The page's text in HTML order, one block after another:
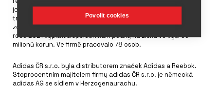
jednalo o prodeje za 2,052 miliardy korun, v roce 2020 činily
tržby 1,896 miliardy korun. Hospodářský výsledek před
zdaněním byl v roce 2021 celkem 26,7 milionů korun. Firma v
roce 2021 vyplatila společníkům podíly na zisku ve výši 55
milionů korun. Ve firmě pracovalo 78 osob.
Adidas ČR s.r.o. byla distributorem značek Adidas a Reebok.
Stoprocentním majitelem firmy adidas ČR s.r.o. je německá
adidas AG se sídlem v Herzogenaurachu.
Povolit cookies